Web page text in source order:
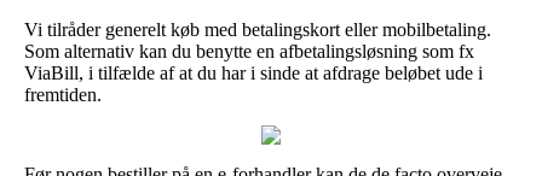
Vi tilråder generelt køb med betalingskort eller mobilbetaling.
Som alternativ kan du benytte en afbetalingsløsning som fx
ViaBill, i tilfælde af at du har i sinde at afdrage beløbet ude i
fremtiden.